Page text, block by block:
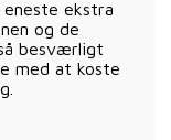
ekstra
og de
besværligt
med at koste